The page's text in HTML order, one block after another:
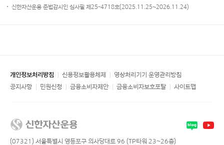
신한자산운용 준법감시인 심사필 제25-4718호(2025.11.25~2026.11.24)
개인정보처리방침 신용정보활용체제
영상처리기기 운영관리방침
공지사항
민원신청 금융소비자제안 금융소비자보호포탈 사이트맵
(07321) 서울특별시 영등포구 의사당대로 96 (TP타워 23~26층)